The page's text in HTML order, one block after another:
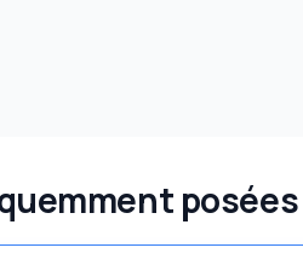
posées